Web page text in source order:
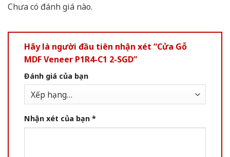
Chưa có đánh giá nào.
Hãy là người đầu tiên nhận xét “Cửa Gỗ
MDF Veneer P1R4-C1 2-SGD”
Đánh giá của bạn
Nhận xét của bạn *